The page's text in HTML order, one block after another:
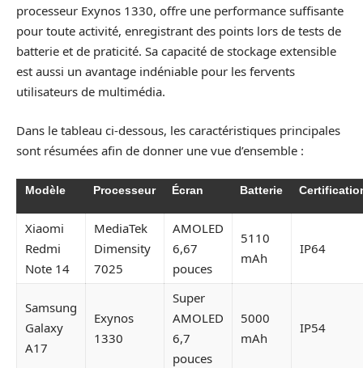
processeur Exynos 1330, offre une performance suffisante
pour toute activité, enregistrant des points lors de tests de
batterie et de praticité. Sa capacité de stockage extensible
est aussi un avantage indéniable pour les fervents
utilisateurs de multimédia.
Dans le tableau ci-dessous, les caractéristiques principales
sont résumées afin de donner une vue d’ensemble :
Modèle Processeur Écran Batterie
Xiaomi
Redmi
Note 14
MediaTek
Dimensity
7025
AMOLED
6,67
pouces
5110
mAh
IP64
Samsung
Galaxy
A17
Exynos
1330
Super
AMOLED
6,7
pouces
5000
mAh
IP54